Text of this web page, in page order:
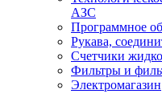
АЗС
Программное
Рукава,
Счетчики
Фильтры и
Электромагазин